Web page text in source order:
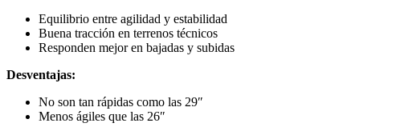
Equilibrio entre agilidad y estabilidad
Buena tracción en terrenos técnicos
Responden mejor en bajadas y subidas
Desventajas:
No son tan rápidas como las 29″
Menos ágiles que las 26″